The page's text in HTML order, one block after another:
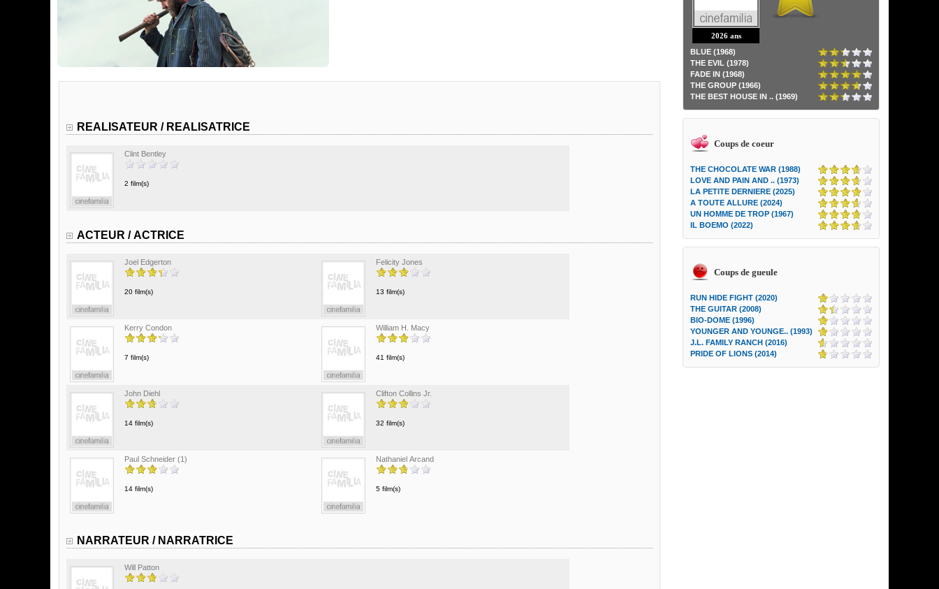
REALISATEUR / REALISATRICE
Clint Bentley
2 film(s)
ACTEUR / ACTRICE
Joel Edgerton
20 film(s)
Felicity Jones
13 film(s)
Kerry Condon
7 film(s)
William H. Macy
41 film(s)
John Diehl
14 film(s)
Clifton Collins Jr.
32 film(s)
Paul Schneider (1)
14 film(s)
Nathaniel Arcand
5 film(s)
NARRATEUR / NARRATRICE
Will Patton
2026 ans
BLUE (1968)
THE EVIL (1978)
FADE IN (1968)
THE GROUP (1966)
THE BEST HOUSE IN .. (1969)
Coups de coeur
THE CHOCOLATE WAR (1988)
LOVE AND PAIN AND .. (1973)
LA PETITE DERNIERE (2025)
A TOUTE ALLURE (2024)
UN HOMME DE TROP (1967)
IL BOEMO (2022)
Coups de gueule
RUN HIDE FIGHT (2020)
THE GUITAR (2008)
BIO-DOME (1996)
YOUNGER AND YOUNGE.. (1993)
J.L. FAMILY RANCH (2016)
PRIDE OF LIONS (2014)